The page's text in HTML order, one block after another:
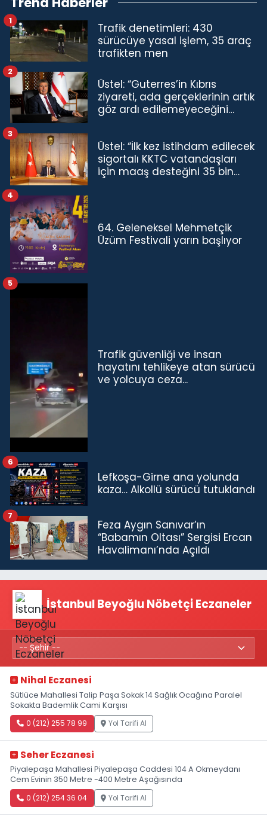
Trafik denetimleri: 430
sürücüye yasal işlem, 35 araç
trafikten men
1
Üstel: “Guterres’in Kıbrıs
ziyareti, ada gerçeklerinin artık
göz ardı edilemeyeceğini
2
Üstel: “İlk kez istihdam edilecek
sigortalı KKTC vatandaşları
için maaş desteğini 35 bin
3
64. Geleneksel Mehmetçik
Üzüm Festivali yarın başlıyor
4
Trafik güvenliği ve insan
hayatını tehlikeye atan sürücü
ve yolcuya ceza...
5
Lefkoşa-Girne ana yolunda
kaza… Alkollü sürücü tutuklandı
6
Feza Aygın Sanıvar’ın
“Babamın Oltası” Sergisi Ercan
Havalimanı’nda Açıldı
7
İstanbul Beyoğlu Nöbetçi Eczaneler
Nihal Eczanesi
Sütlüce Mahallesi Talip Paşa Sokak 14 Sağlık Ocağına Paralel
Sokakta Bademlik Cami Karşısı
0 (212) 255 78 99 Yol Tarifi Al
Seher Eczanesi
Piyalepaşa Mahallesi Piyalepaşa Caddesi 104 A Okmeydanı
Cem Evinin 350 Metre -400 Metre Aşağısında
0 (212) 254 36 04 Yol Tarifi Al